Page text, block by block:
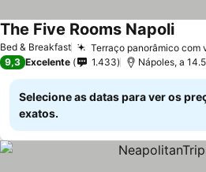
Bed & Breakfast Terraço panorâmico com
The Five Rooms Napoli
9,3 Excelente 1.433 Nápoles, a
Selecione as datas para ver os
exatos.